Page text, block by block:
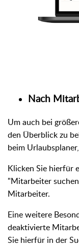
Nach
Um auch bei
den Überblick zu
beim
Klicken Sie hierfür
"Mitarbeiter
Mitarbeiter.
Eine weitere
deaktivierte
Sie hierfür in der